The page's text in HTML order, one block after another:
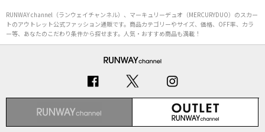
RUNWAY channel（ランウェイチャンネル）、マーキュリーデュオ（MERCURYDUO）のスカー
トのアウトレット公式ファッション通販です。商品カテゴリーやサイズ、価格、OFF率、カラ
ー等、あなたのこだわり条件から探せます。人気・おすすめ商品も満載！